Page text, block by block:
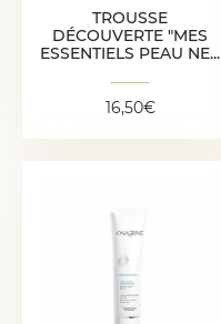
TROUSSE
DÉCOUVERTE "MES
ESSENTIELS PEAU NE...
16,50€
CRÈME HYDRA-
RESSOURÇANTE
20,00